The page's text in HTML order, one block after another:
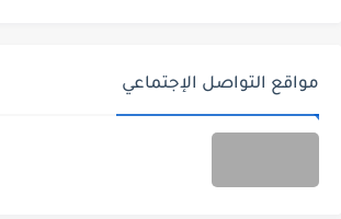
مواقع التواصل الإجتماعي